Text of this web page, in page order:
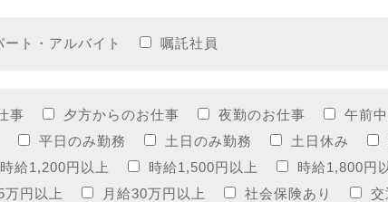
ート・アルバイト 嘱託社員
事 夕方からのお仕事 夜勤のお仕事 午前
平日のみ勤務 土日のみ勤務 土日休み
時給1,200円以上 時給1,500円以上
時給1,800円
万円以上 月給30万円以上 社会保険あり
交